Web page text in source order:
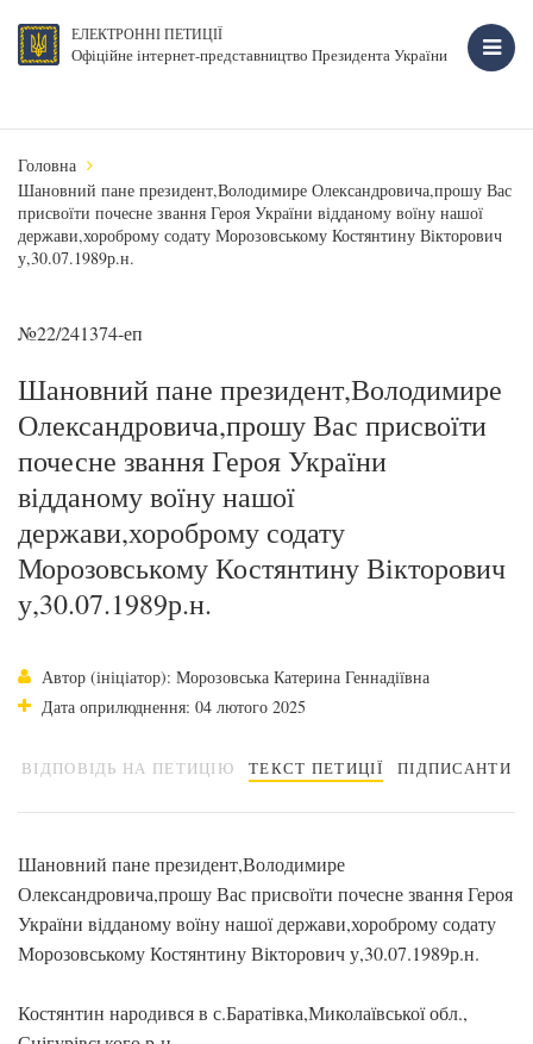
ЕЛЕКТРОННІ ПЕТИЦІЇ
Офіційне інтернет-представництво Президента України
Головна
Шановний пане президент,Володимире Олександровича,прошу Вас
присвоїти почесне звання Героя України відданому воїну нашої
держави,хороброму содату Морозовському Костянтину Вікторович
у,30.07.1989р.н.
№22/241374-еп
Шановний пане президент,Володимире
Олександровича,прошу Вас присвоїти
почесне звання Героя України
відданому воїну нашої
держави,хороброму содату
Морозовському Костянтину Вікторович
у,30.07.1989р.н.
Автор (ініціатор): Морозовська Катерина Геннадіївна
Дата оприлюднення: 04 лютого 2025
ВІДПОВІДЬ НА ПЕТИЦІЮ ТЕКСТ ПЕТИЦІЇ ПІДПИСАНТИ
Шановний пане президент,Володимире
Олександровича,прошу Вас присвоїти почесне звання Героя
України відданому воїну нашої держави,хороброму содату
Морозовському Костянтину Вікторович у,30.07.1989р.н.
Костянтин народився в с.Баратівка,Миколаївської обл.,